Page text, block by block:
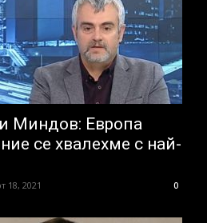
Миндов: Европа
се хвалехме с най-
18, 2021 0